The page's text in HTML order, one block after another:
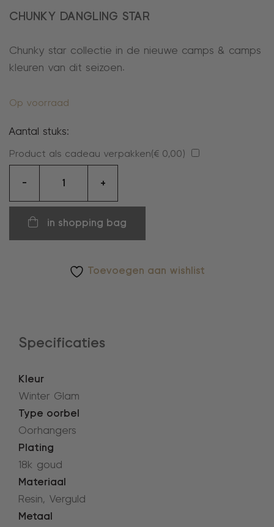
CHUNKY DANGLING STAR
Chunky star collectie in de nieuwe camps & camps
kleuren van dit seizoen.
Op voorraad
Aantal stuks:
Product als cadeau verpakken(€ 0,00)
-
aantal
+
in shopping bag
Toevoegen aan wishlist
Specificaties
Kleur
Winter Glam
Type oorbel
Oorhangers
Plating
18k goud
Materiaal
Resin, Verguld
Metaal